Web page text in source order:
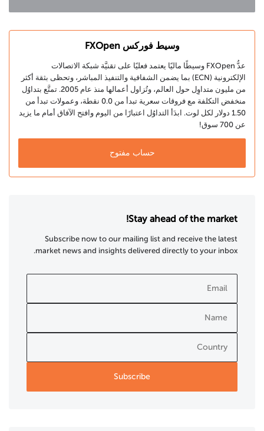
وسيط فوركس FXOpen
عدُّ FXOpen وسيطًا ماليًا يعتمد فعليًا على تقنيَّة شبكة الاتصالات
الإلكترونية (ECN) بما يضمن الشفافية والتنفيذ المباشر، وتحظى بثقة أكثر
من مليون متداوِل حول العالم، وتُزاول أعمالها منذ عام 2005. تمتَّع بتداوُل
منخفض التكلفة مع فروقات سعرية تبدأ من 0.0 نقطة، وعمولات تبدأ من
1.50 دولار لكل لوت. ابدَأ التداوُل اعتبارًا من اليوم وافتح الآفاق أمام ما يزيد
عن 700 سوق!
حساب مفتوح
Stay ahead of the market!
Subscribe now to our mailing list and receive the latest
market news and insights delivered directly to your inbox.